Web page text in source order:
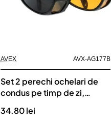
AVEX AVX-AG177B
Set 2 perechi ochelari de
condus pe timp de zi,
VISION
34.80 lei